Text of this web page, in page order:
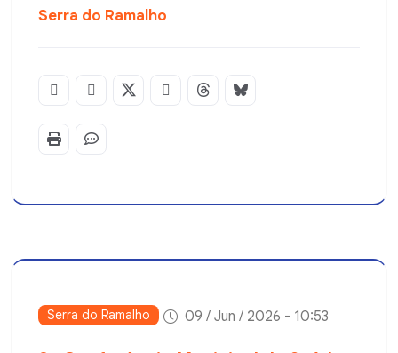
Serra do Ramalho
Serra do Ramalho 09 / Jun / 2026 - 10:53